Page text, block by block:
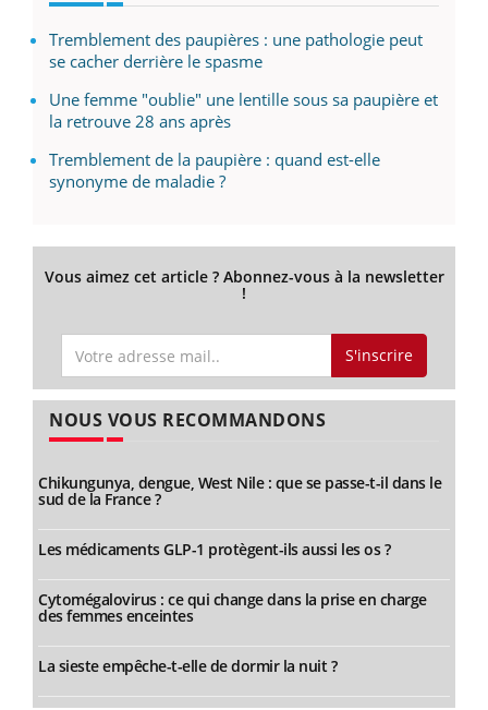
Tremblement des paupières : une pathologie peut
se cacher derrière le spasme
Une femme "oublie" une lentille sous sa paupière et
la retrouve 28 ans après
Tremblement de la paupière : quand est-elle
synonyme de maladie ?
Vous aimez cet article ? Abonnez-vous à la newsletter
!
S'inscrire
NOUS VOUS RECOMMANDONS
Chikungunya, dengue, West Nile : que se passe-t-il dans le
sud de la France ?
Les médicaments GLP-1 protègent-ils aussi les os ?
Cytomégalovirus : ce qui change dans la prise en charge
des femmes enceintes
La sieste empêche-t-elle de dormir la nuit ?